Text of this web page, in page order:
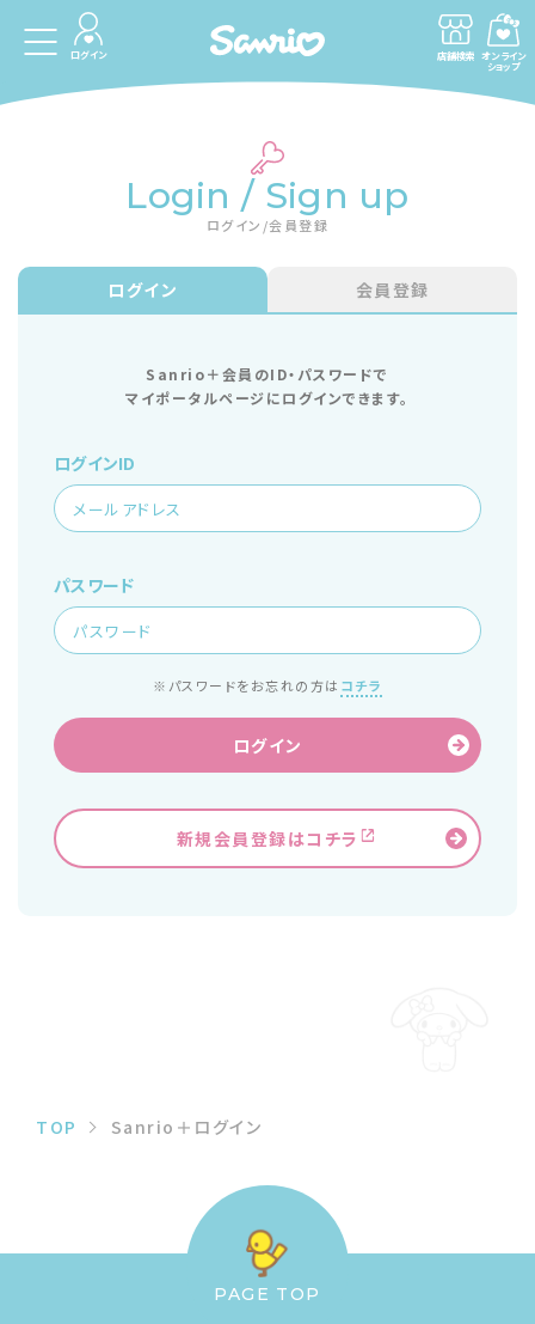
ログイン 店舗検索 オンライン
ショップ
Login / Sign up
ログイン/会員登録
ログイン 会員登録
Sanrio＋会員のID・パスワードで
マイポータルページにログインできます。
ログインID
パスワード
※パスワードをお忘れの方は コチラ
ログイン
新規会員登録はコチラ
TOP Sanrio＋ログイン
PAGE TOP